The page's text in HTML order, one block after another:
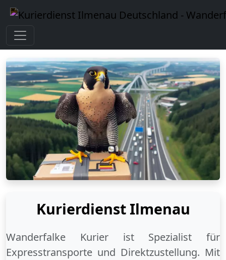
Kurierdienst Ilmenau
Wanderfalke Kurier ist Spezialist für
Expresstransporte und Direktzustellung. Mit